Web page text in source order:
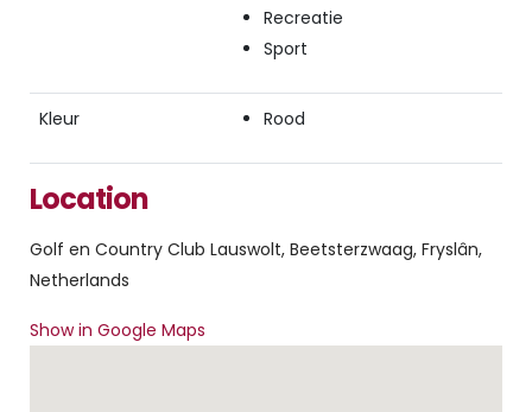
Recreatie
Sport
Kleur Rood
Location
Golf en Country Club Lauswolt, Beetsterzwaag, Fryslân,
Netherlands
Show in Google Maps